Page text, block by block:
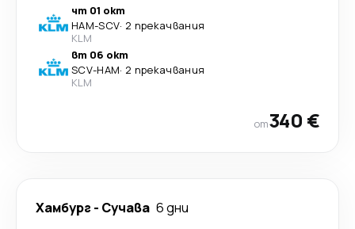
чт 01 окт
HAM-SCV· 2 прекачвания
KLM
вт 06 окт
SCV-HAM· 2 прекачвания
KLM
от340 €
Хамбург- Сучава 6 дни